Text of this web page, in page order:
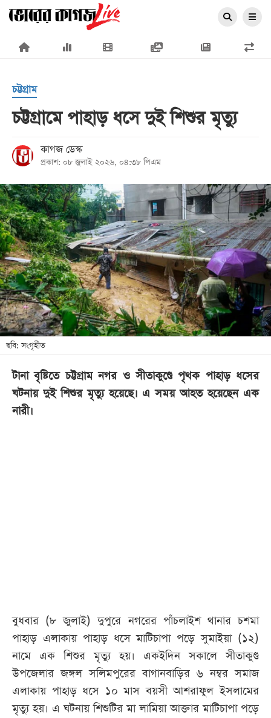
×
প্রচ্ছদ
রাজনীতি
অর্থনীতি
আন্তর্জাতিক
সারাদেশ
খেলা
বিনোদন
লাইফ
স্টাইল
তথ্যপ্রযুক্তি
সব
ই-
পেপার
চট্টগ্রাম
চট্টগ্রামে পাহাড় ধসে দুই শিশুর মৃত্যু
কাগজ ডেস্ক
প্রকাশ: ০৮ জুলাই ২০২৬, ০৪:৩৮ পিএম
ছবি: সংগৃহীত
টানা বৃষ্টিতে চট্টগ্রাম নগর ও সীতাকুণ্ডে পৃথক পাহাড় ধসের
ঘটনায় দুই শিশুর মৃত্যু হয়েছে। এ সময় আহত হয়েছেন এক
নারী।
বুধবার (৮ জুলাই) দুপুরে নগরের পাঁচলাইশ থানার চশমা
পাহাড় এলাকায় পাহাড় ধসে মাটিচাপা পড়ে সুমাইয়া (১২)
নামে এক শিশুর মৃত্যু হয়। একইদিন সকালে সীতাকুণ্ড
উপজেলার জঙ্গল সলিমপুরের বাগানবাড়ির ৬ নম্বর সমাজ
এলাকায় পাহাড় ধসে ১০ মাস বয়সী আশরাফুল ইসলামের
মৃত্যু হয়। এ ঘটনায় শিশুটির মা লামিয়া আক্তার মাটিচাপা পড়ে